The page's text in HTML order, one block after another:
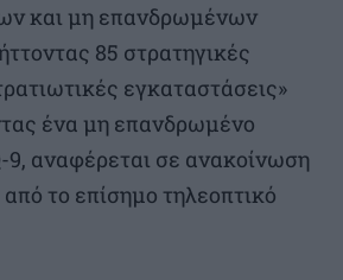
και μη επανδρωμένων
85 στρατηγικές
εγκαταστάσεις»
ένα μη επανδρωμένο
αναφέρεται σε ανακοίνωση
το επίσημο τηλεοπτικό